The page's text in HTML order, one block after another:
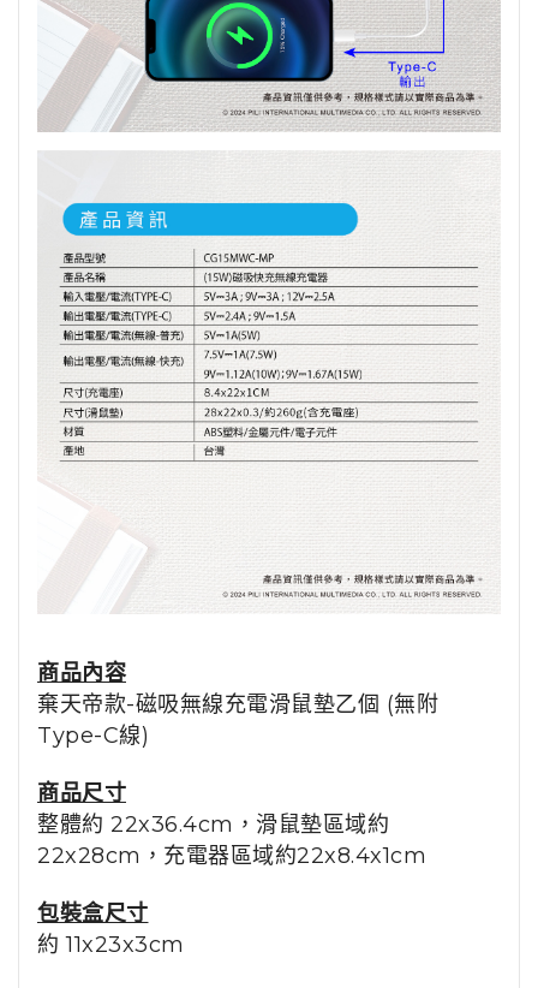
商品內容
棄天帝款-磁吸無線充電滑鼠墊乙個 (無附
Type-C線)
商品尺寸
整體約 22x36.4cm，滑鼠墊區域約
22x28cm，充電器區域約22x8.4x1cm
包裝盒尺寸
約 11x23x3cm